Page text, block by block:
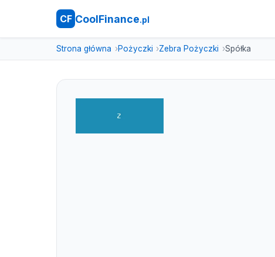
CF CoolFinance.pl
Strona główna Pożyczki Zebra Pożyczki Spółka